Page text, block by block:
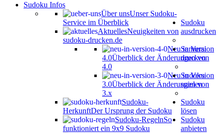
Sudoku Infos
Über unsUnser Sudoku-
Service im Überblick
AktuellesNeuigkeiten von
sudoku-drucken.de
Neu in Version
4.0Überblick der Änderungen von
4.0
Neu in Version
3.0Überblick der Änderungen von
3.x
Sudoku-
HerkunftDer Ursprung der Sudoku
Sudoku-RegelnSo
funktioniert ein 9x9 Sudoku
Sudoku
ausdrucken
Samurai
drucken
Sudoku
spielen
Sudoku
lösen
Sudoku
anbieten